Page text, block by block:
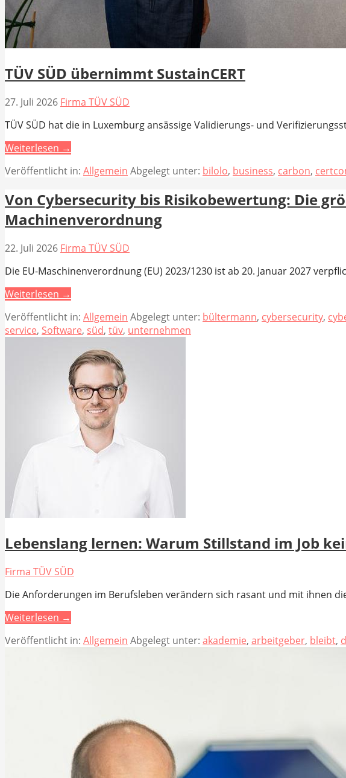
TÜV SÜD übernimmt SustainCERT
27. Juli 2026 Firma TÜV SÜD
TÜV SÜD hat die in Luxemburg ansässige Validierungs- und
Weiterlesen →
Veröffentlicht in: Allgemein Abgelegt unter: bilolo, business, carbon,
Von Cybersecurity bis Risikobewertung: Die
Machinenverordnung
22. Juli 2026 Firma TÜV SÜD
Die EU-Maschinenverordnung (EU) 2023/1230 ist ab 20. Januar 2027
Weiterlesen →
Veröffentlicht in: Allgemein Abgelegt unter: bültermann, cybersecurity,
service, Software, süd, tüv, unternehmen
Lebenslang lernen: Warum Stillstand im Job
Firma TÜV SÜD
Die Anforderungen im Berufsleben verändern sich rasant und mit ihnen
Weiterlesen →
Veröffentlicht in: Allgemein Abgelegt unter: akademie, arbeitgeber, bleibt,